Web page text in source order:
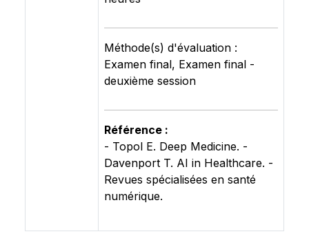
Méthode(s) d'évaluation :
Examen final, Examen final -
deuxième session
Référence :
- Topol E. Deep Medicine. -
Davenport T. AI in Healthcare. -
Revues spécialisées en santé
numérique.